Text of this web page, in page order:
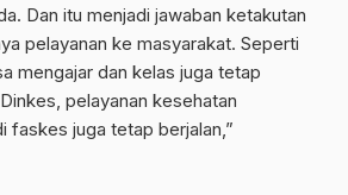
Dan itu menjadi jawaban ketakutan
pelayanan ke masyarakat. Seperti
mengajar dan kelas juga tetap
pelayanan kesehatan
faskes juga tetap berjalan,”